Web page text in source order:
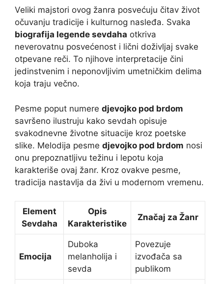
Veliki majstori ovog žanra posvećuju čitav život
očuvanju tradicije i kulturnog nasleđa. Svaka
biografija legende sevdaha otkriva
neverovatnu posvećenost i lični doživljaj svake
otpevane reči. To njihove interpretacije čini
jedinstvenim i neponovljivim umetničkim delima
koja traju večno.
Pesme poput numere djevojko pod brdom
savršeno ilustruju kako sevdah opisuje
svakodnevne životne situacije kroz poetske
slike. Melodija pesme djevojko pod brdom nosi
onu prepoznatljivu težinu i lepotu koja
karakteriše ovaj žanr. Kroz ovakve pesme,
tradicija nastavlja da živi u modernom vremenu.
Element
Sevdaha
Opis
Karakteristike
Značaj za Žanr
Emocija
Duboka
melanholija i
sevda
Povezuje
izvođača sa
publikom